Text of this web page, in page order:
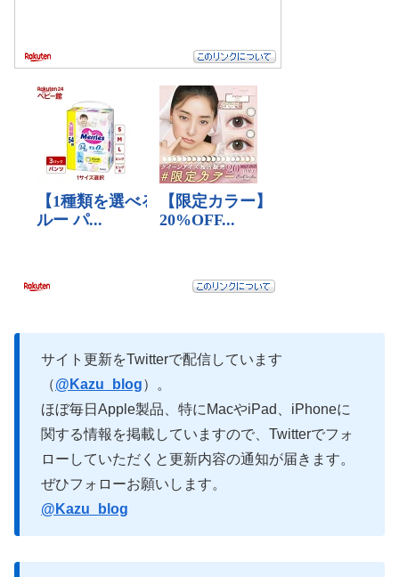
サイト更新をTwitterで配信しています
（@Kazu_blog）。
ほぼ毎日Apple製品、特にMacやiPad、iPhoneに
関する情報を掲載していますので、Twitterでフォ
ローしていただくと更新内容の通知が届きます。
ぜひフォローお願いします。
@Kazu_blog